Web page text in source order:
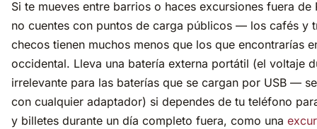
Si te mueves entre barrios o haces excursiones fuera de
no cuentes con puntos de carga públicos — los cafés y
checos tienen muchos menos que los que encontrarías
occidental. Lleva una batería externa portátil (el voltaje
irrelevante para las baterías que se cargan por USB —
con cualquier adaptador) si dependes de tu teléfono
y billetes durante un día completo fuera, como una